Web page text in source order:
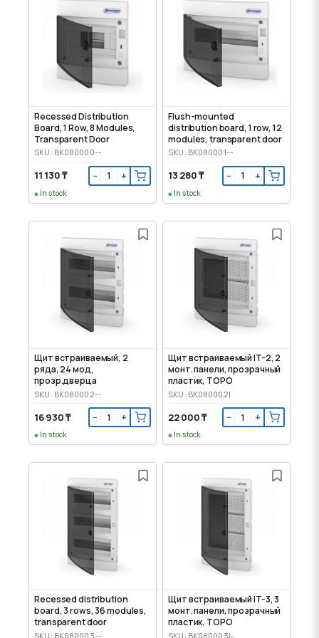
Recessed Distribution
Board, 1 Row, 8 Modules,
Transparent Door
SKU: BK080000--
11 130 ₸ − +
In stock
Flush-mounted
distribution board, 1 row, 12
modules, transparent door
SKU: BK080001--
13 280 ₸ − +
In stock
Щит встраиваемый, 2
ряда, 24 мод,
прозр.дверца
SKU: BK080002--
16 930 ₸ − +
In stock
Щит встраиваемый IT-2, 2
монт. панели, прозрачный
пластик, TOPO
SKU: BK080002I
22 000 ₸ − +
In stock
Recessed distribution
board, 3 rows, 36 modules,
transparent door
SKU: BK080003--
Щит встраиваемый IT-3, 3
монт. панели, прозрачный
пластик, TOPO
SKU: BK080003I-